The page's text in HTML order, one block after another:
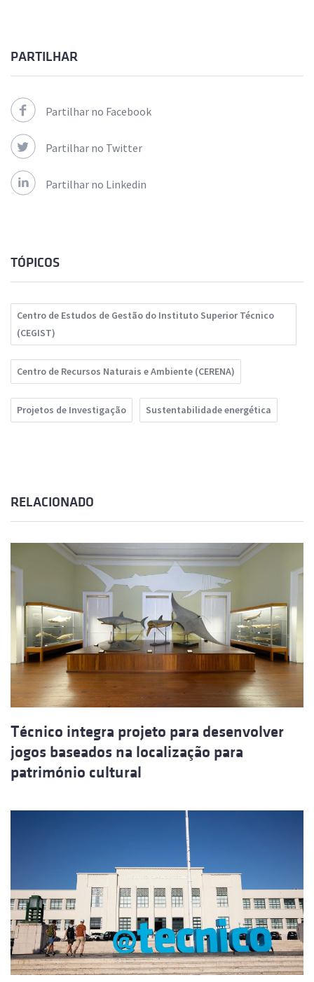
PARTILHAR
Partilhar no Facebook
Partilhar no Twitter
Partilhar no Linkedin
TÓPICOS
Centro de Estudos de Gestão do Instituto Superior Técnico
(CEGIST)
Centro de Recursos Naturais e Ambiente (CERENA)
Projetos de Investigação Sustentabilidade energética
RELACIONADO
Técnico integra projeto para desenvolver
jogos baseados na localização para
património cultural